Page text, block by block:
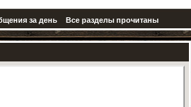
за день Все разделы прочитаны